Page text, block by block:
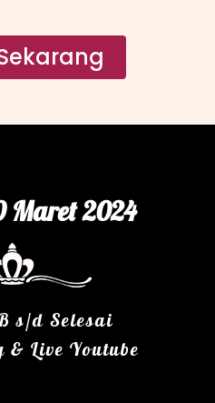
Maret 2024
s/d Selesai
& Live Youtube